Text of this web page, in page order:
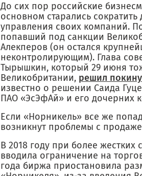
До сих пор российские
основном старались
управления своих компаний.
попавший под санкции
Алекперов (он остался
неконтролирующим). Глава
Тырышкин, который 29 июня
Великобритании, решил
известно о решении Саида
ПАО «ЭсЭфАй» и его дочерних
Если «Норникель» все же
возникнут проблемы с
В 2018 году при более
вводила ограничение на
года биржа приостановила